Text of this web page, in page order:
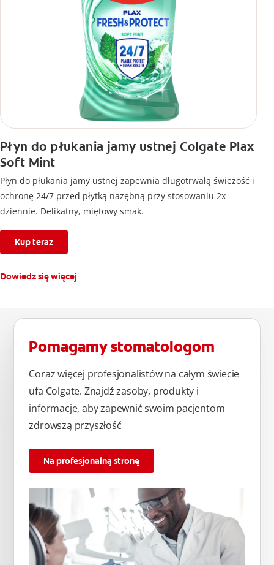
Płyn do płukania jamy ustnej Colgate Plax
Soft Mint
Płyn do płukania jamy ustnej zapewnia długotrwałą świeżość i
ochronę 24/7 przed płytką nazębną przy stosowaniu 2x
dziennie. Delikatny, miętowy smak.
Kup teraz
Dowiedz się więcej
Pomagamy stomatologom
Coraz więcej profesjonalistów na całym świecie
ufa Colgate. Znajdź zasoby, produkty i
informacje, aby zapewnić swoim pacjentom
zdrowszą przyszłość
Na profesjonalną stronę